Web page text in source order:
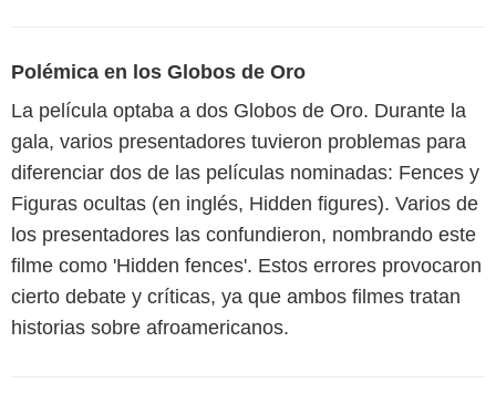
Polémica en los Globos de Oro
La película optaba a dos Globos de Oro. Durante la
gala, varios presentadores tuvieron problemas para
diferenciar dos de las películas nominadas: Fences y
Figuras ocultas (en inglés, Hidden figures). Varios de
los presentadores las confundieron, nombrando este
filme como 'Hidden fences'. Estos errores provocaron
cierto debate y críticas, ya que ambos filmes tratan
historias sobre afroamericanos.